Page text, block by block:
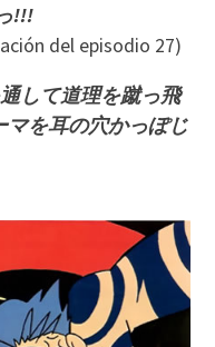
!!!
del episodio 27)
して道理を蹴っ飛
を耳の穴かっぽじ